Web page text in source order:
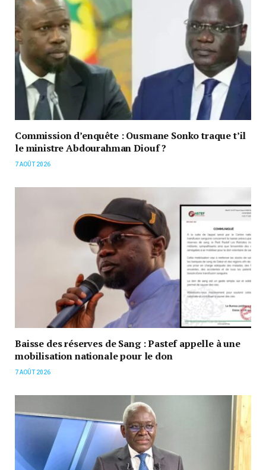
Commission d’enquête : Ousmane Sonko traque t’il
le ministre Abdourahman Diouf ?
7 AOÛT 2026
Baisse des réserves de Sang : Pastef appelle à une
mobilisation nationale pour le don
7 AOÛT 2026